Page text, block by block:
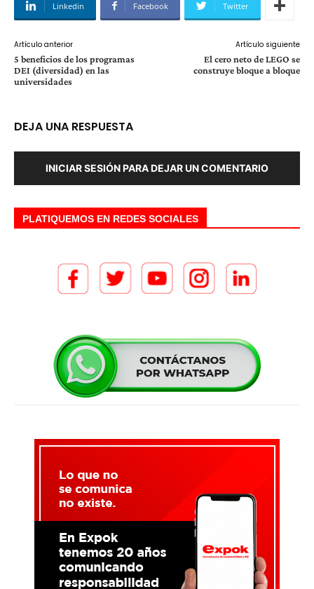
Linkedin Facebook Twitter
Artículo anterior
5 beneficios de los programas
DEI (diversidad) en las
universidades
Artículo siguiente
El cero neto de LEGO se
construye bloque a bloque
DEJA UNA RESPUESTA
INICIAR SESIÓN PARA DEJAR UN COMENTARIO
PLATIQUEMOS EN REDES SOCIALES